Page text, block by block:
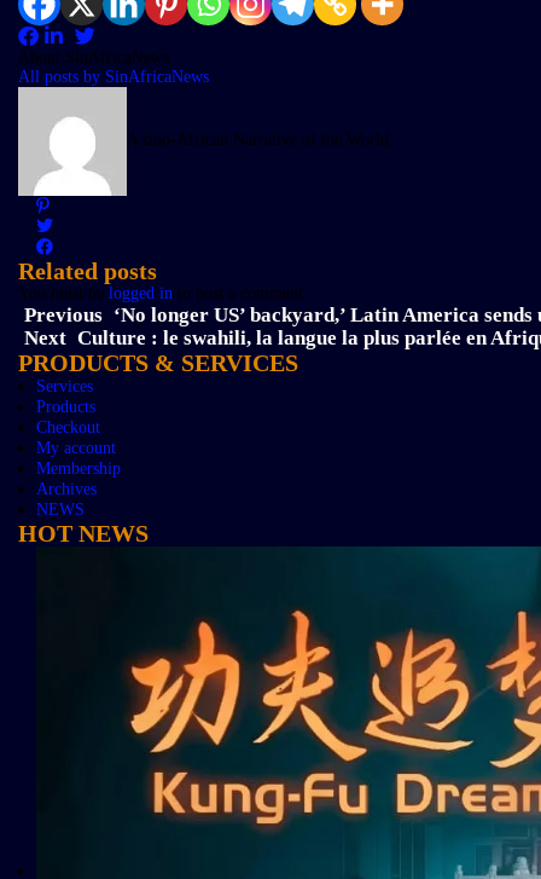
About SinAfricaNews
All posts by SinAfricaNews
A sino-African Narrative of the World
Related posts
You must be logged in to post a comment.
Previous ‘No longer US’ backyard,’ Latin America sends
Next Culture : le swahili, la langue la plus parlée en
PRODUCTS & SERVICES
Services
Products
Checkout
My account
Membership
Archives
NEWS
HOT NEWS